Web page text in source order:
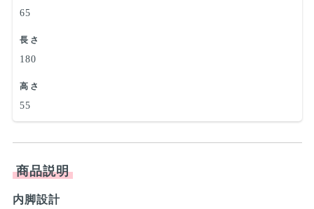
65
長さ
180
高さ
55
商品説明
内脚設計